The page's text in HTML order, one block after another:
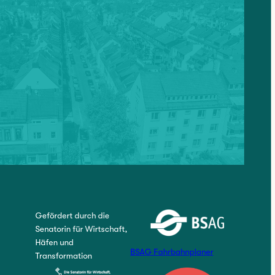
Gefördert durch die
Senatorin für Wirtschaft,
Häfen und
Transformation
BSAG Fahrbahnplaner